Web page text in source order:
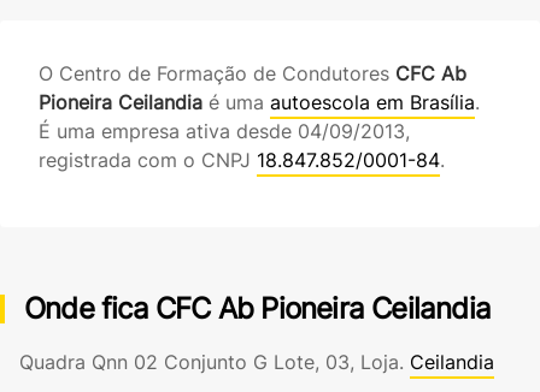
O Centro de Formação de Condutores CFC Ab
Pioneira Ceilandia é uma autoescola em Brasília.
É uma empresa ativa desde 04/09/2013,
registrada com o CNPJ 18.847.852/0001-84.
Onde fica CFC Ab Pioneira Ceilandia
Quadra Qnn 02 Conjunto G Lote, 03, Loja. Ceilandia